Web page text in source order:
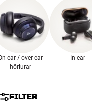
Surround
TV
Kablar
ear / over-ear
hörlurar
In-ear
FILTER